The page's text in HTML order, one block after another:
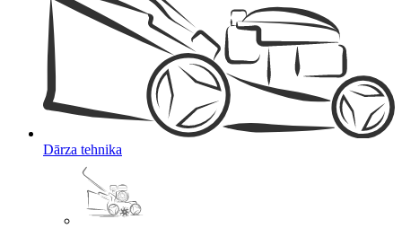
Dārza tehnika